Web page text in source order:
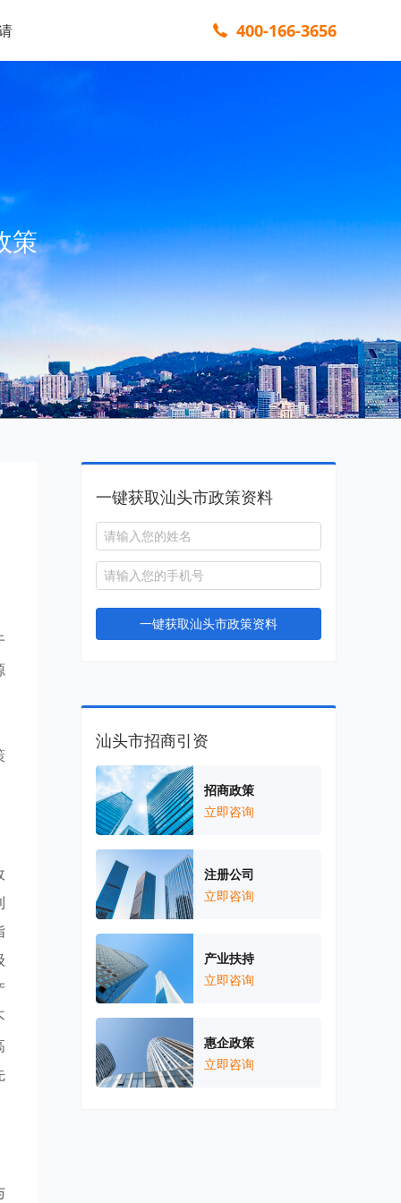
400-166-3656
策
一键获取汕头市政策资料
一键获取汕头市政策资料
汕头市招商引资
招商政策
立即咨询
注册公司
立即咨询
产业扶持
立即咨询
惠企政策
立即咨询